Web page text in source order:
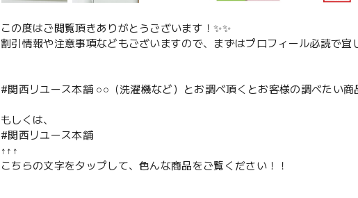
この度はご閲覧頂きありがとうございます！✨✨
割引情報や注意事項などもございますので、まずはプロフィール必読で宜
#関西リユース本舗 ○○（洗濯機など）とお調べ頂くとお客様の調べたい商
もしくは、
#関西リユース本舗
↑↑↑
こちらの文字をタップして、色んな商品をご覧ください！！